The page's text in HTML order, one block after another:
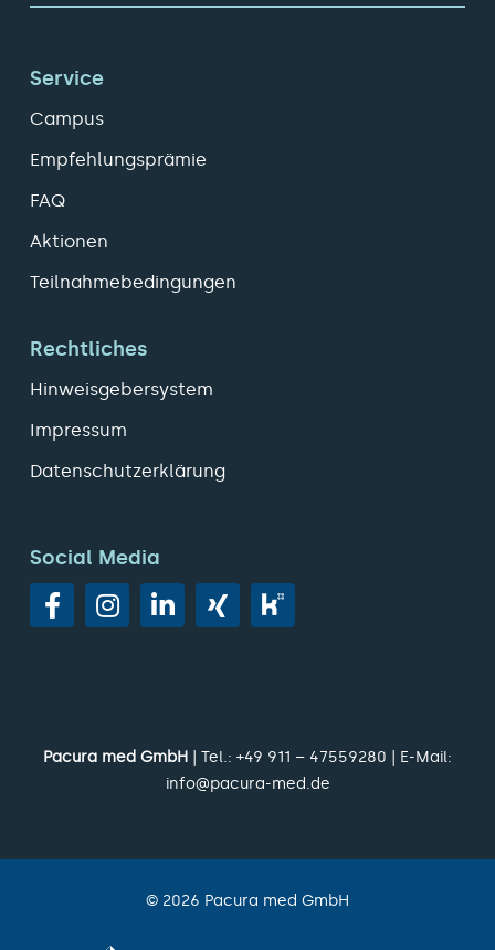
Service
Campus
Empfehlungsprämie
FAQ
Aktionen
Teilnahmebedingungen
Rechtliches
Hinweisgebersystem
Impressum
Datenschutzerklärung
Social Media
Pacura med GmbH | Tel.: +49 911 – 47559280 | E-Mail:
info@pacura-med.de
© 2026 Pacura med GmbH